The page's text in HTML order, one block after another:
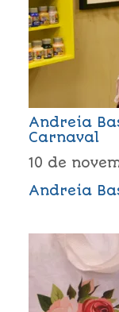
Andreia
Carnaval
10 de
Andreia